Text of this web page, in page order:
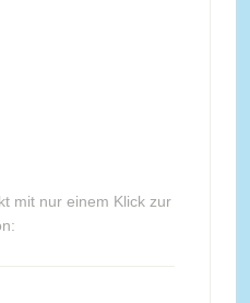
mit nur einem Klick zur